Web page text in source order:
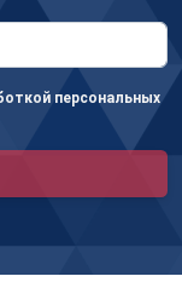
персональных